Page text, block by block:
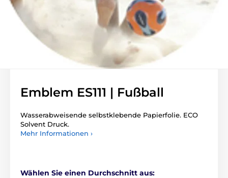
Emblem ES111 | Fußball
Wasserabweisende selbstklebende Papierfolie. ECO
Solvent Druck.
Mehr Informationen ›
Wählen Sie einen Durchschnitt aus: